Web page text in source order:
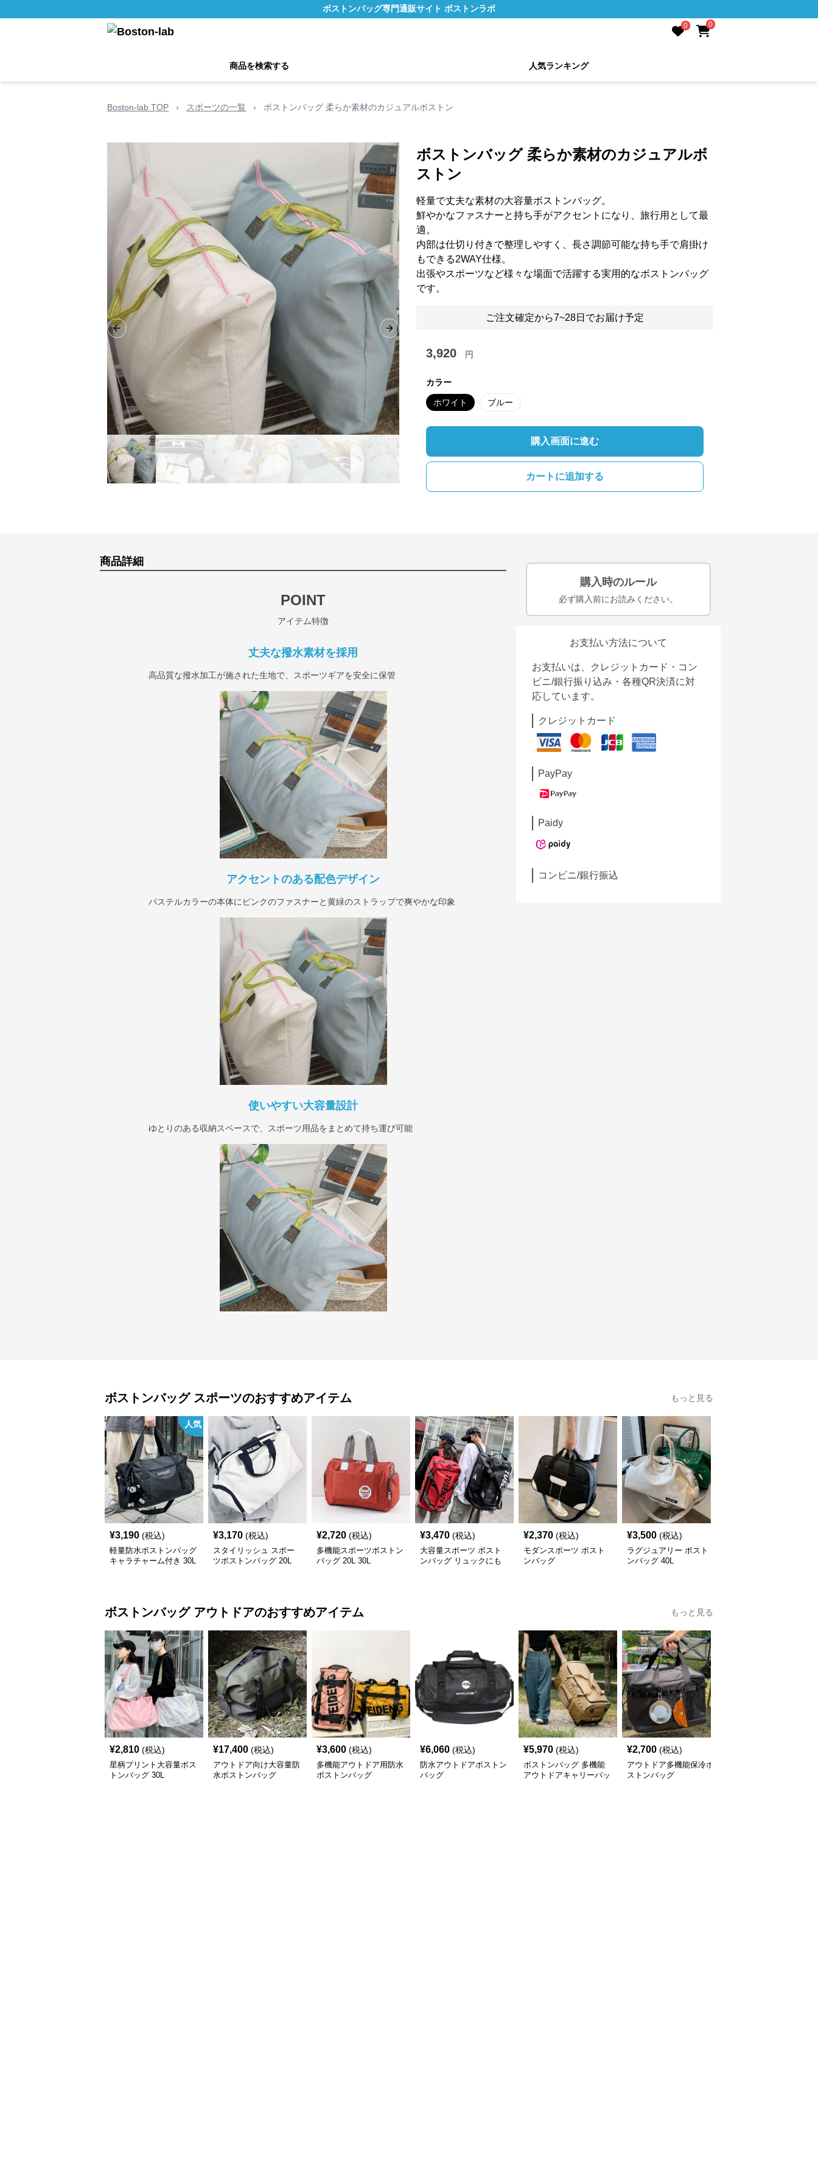
ボストンバッグ専門通販サイト ボストンラボ
0 0
商品を検索する 人気ランキング
Boston-lab TOP › スポーツの一覧 › ボストンバッグ 柔らか素材のカジュアルボストン
Previous slide Next slide
ボストンバッグ 柔らか素材のカジュアルボ
ストン
軽量で丈夫な素材の大容量ボストンバッグ。
鮮やかなファスナーと持ち手がアクセントになり、旅行用として最
適。
内部は仕切り付きで整理しやすく、長さ調節可能な持ち手で肩掛け
もできる2WAY仕様。
出張やスポーツなど様々な場面で活躍する実用的なボストンバッグ
です。
ご注文確定から7~28日でお届け予定
3,920 円
カラー
ホワイト ブルー
購入画面に進む
カートに追加する
商品詳細
POINT
アイテム特徴
丈夫な撥水素材を採用
高品質な撥水加工が施された生地で、スポーツギアを安全に保管
アクセントのある配色デザイン
パステルカラーの本体にピンクのファスナーと黄緑のストラップで爽やかな印象
使いやすい大容量設計
ゆとりのある収納スペースで、スポーツ用品をまとめて持ち運び可能
購入時のルール
必ず購入前にお読みください。
お支払い方法について
お支払いは、クレジットカード・コン
ビニ/銀行振り込み・各種QR決済に対
応しています。
クレジットカード
PayPay
Paidy
コンビニ/銀行振込
ボストンバッグ スポーツのおすすめアイテム もっと見る
人気
¥3,190 (税込)
軽量防水ボストンバッグ
キャラチャーム付き 30L
¥3,170 (税込)
スタイリッシュ スポー
ツボストンバッグ 20L
¥2,720 (税込)
多機能スポーツボストン
バッグ 20L 30L
¥3,470 (税込)
大容量スポーツ ボスト
ンバッグ リュックにも
¥2,370 (税込)
モダンスポーツ ボスト
ンバッグ
¥3,500 (税込)
ラグジュアリー ボスト
ンバッグ 40L
ボストンバッグ アウトドアのおすすめアイテム もっと見る
¥2,810 (税込)
星柄プリント大容量ボス
トンバッグ 30L
¥17,400 (税込)
アウトドア向け大容量防
水ボストンバッグ
¥3,600 (税込)
多機能アウトドア用防水
ボストンバッグ
¥6,060 (税込)
防水アウトドアボストン
バッグ
¥5,970 (税込)
ボストンバッグ 多機能
アウトドアキャリーバッ
¥2,700 (税込)
アウトドア多機能保冷ボ
ストンバッグ